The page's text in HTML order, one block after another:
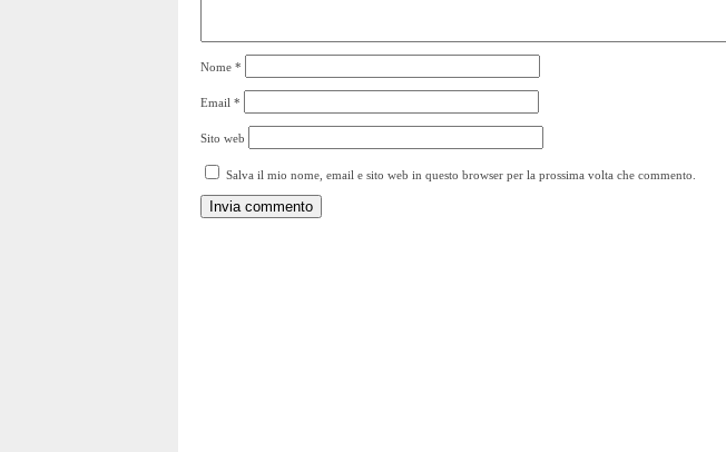
Nome *
Email *
Sito web
Salva il mio nome, email e sito web in questo browser per la prossima volta che commento.